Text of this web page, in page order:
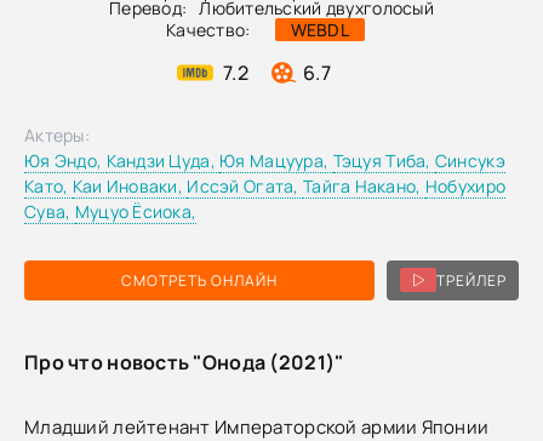
Перевод: Любительский двухголосый
Качество:
WEBDL
7.2 6.7
СМОТРЕТЬ ОНЛАЙН ТРЕЙЛЕР
Актеры:
Юя Эндо, Кандзи Цуда, Юя Мацуура, Тэцуя Тиба, Синсукэ
Като, Каи Иноваки, Иссэй Огата, Тайга Накано, Нобухиро
Сува, Муцуо Ёсиока,
Про что новость "Онода (2021)"
Младший лейтенант Императорской армии Японии